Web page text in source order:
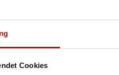
Cookies